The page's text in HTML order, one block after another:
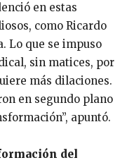
en estas
como Ricardo
Lo que se impuso
sin matices, por
más dilaciones.
en segundo plano
apuntó.
del